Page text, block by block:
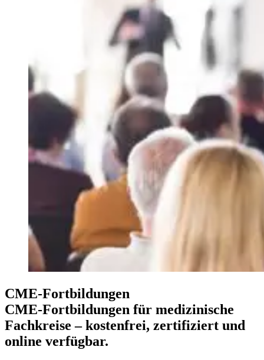
CME-Fortbildungen
CME-Fortbildungen für medizinische
Fachkreise – kostenfrei, zertifiziert und
online verfügbar.